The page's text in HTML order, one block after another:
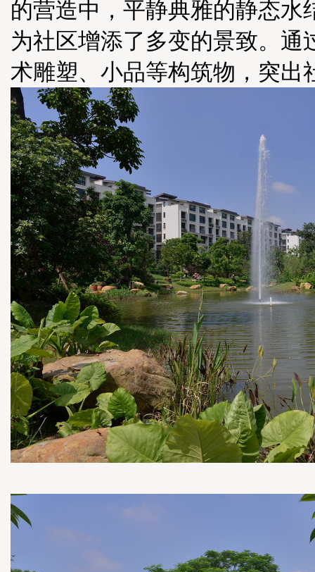
的营造中，平静典雅的静态
为社区增添了多变的景致。
术雕塑、小品等构筑物，突出